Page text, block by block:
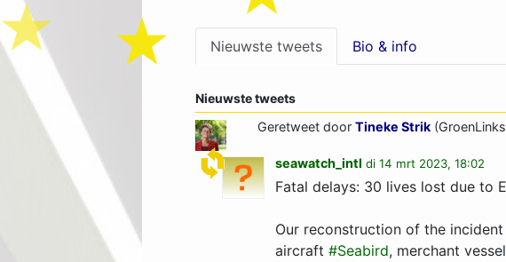
Nieuwste tweets Bio & info
Nieuwste tweets
Geretweet door Tineke Strik
seawatch_intl di 14 mrt 2023, 18:02
Fatal delays: 30 lives lost due to
Our reconstruction of the
aircraft #Seabird, merchant